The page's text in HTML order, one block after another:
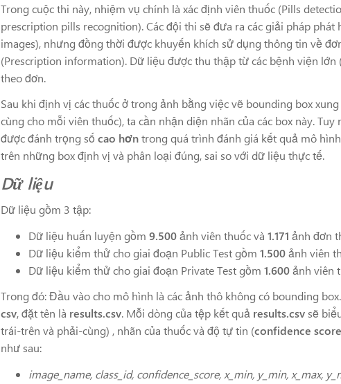
Trong cuộc thi này, nhiệm vụ chính là xác định viên thuốc (Pills
prescription pills recognition). Các đội thi sẽ đưa ra các giải pháp
images), nhưng đồng thời được khuyến khích sử dụng thông tin về
(Prescription information). Dữ liệu được thu thập từ các bệnh viện lớn
theo đơn.
Sau khi định vị các thuốc ở trong ảnh bằng việc vẽ bounding box
cùng cho mỗi viên thuốc), ta cần nhận diện nhãn của các box này.
được đánh trọng số cao hơntrong quá trình đánh giá kết quả mô
trên những box định vị và phân loại đúng, sai so với dữ liệu thực tế.
Dữ liệu
Dữ liệu gồm 3 tập:
Dữ liệu huấn luyện gồm 9.500ảnh viên thuốc và 1.171 ảnh đơn
Dữ liệu kiểm thử cho giai đoạn Public Test gồm 1.500ảnh viên
Dữ liệu kiểm thử cho giai đoạn Private Test gồm 1.600ảnh viên
Trong đó: Đầu vào cho mô hình là các ảnh thô không có bounding
csv, đặt tên là results.csv. Mỗi dòng của tệp kết quả results.csvsẽ
trái-trên và phải-cùng) , nhãn của thuốc và độ tự tin (confidence
như sau:
image_name, class_id, confidence_score, x_min, y_min, x_max,